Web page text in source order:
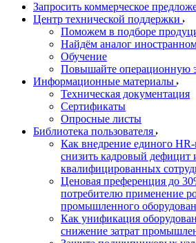
Запросить коммерческое
Центр технической поддержки
Поможем в подборе
Найдём аналог
Обучение
Повышайте операционную
Информационные материалы
Техническая документация
Сертификаты
Опросные листы
Библиотека пользователя
Как внедрение единого HR-
снизить кадровый дефицит
квалифицированных
Ценовая преференция до
потребителю применение
промышленного
Как унификация
снижение затрат